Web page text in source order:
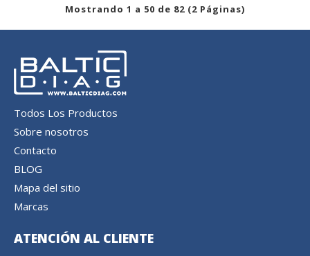
Mostrando 1 a 50 de 82 (2 Páginas)
Todos Los Productos
Sobre nosotros
Contacto
BLOG
Mapa del sitio
Marcas
ATENCIÓN AL CLIENTE